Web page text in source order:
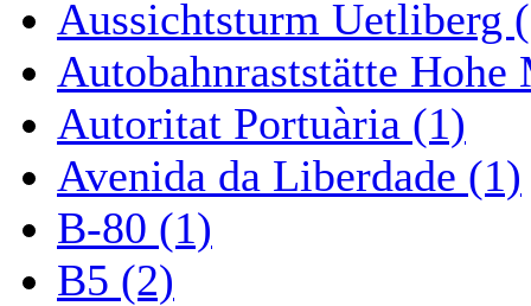
Aussichtsturm Uetliberg
Autobahnraststätte Hohe
Autoritat Portuària (1)
Avenida da Liberdade (1)
B-80 (1)
B5 (2)